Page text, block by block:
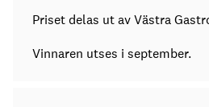
Priset delas ut av Västra
Vinnaren utses i september.